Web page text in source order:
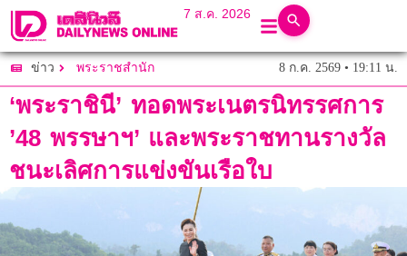
7 ส.ค. 2026
ข่าว พระราชสำนัก 8 ก.ค. 2569 • 19:11 น.
‘พระราชินี’ ทอดพระเนตรนิทรรศการ
’48 พรรษาฯ’ และพระราชทานรางวัล
ชนะเลิศการแข่งขันเรือใบ